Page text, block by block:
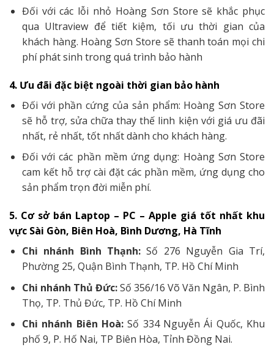
Đối với các lỗi nhỏ Hoàng Sơn Store sẽ khắc phục
qua Ultraview để tiết kiệm, tối ưu thời gian của
khách hàng. Hoàng Sơn Store sẽ thanh toán mọi chi
phí phát sinh trong quá trình bảo hành
4. Ưu đãi đặc biệt ngoài thời gian bảo hành
Đối với phần cứng của sản phẩm: Hoàng Sơn Store
sẽ hỗ trợ, sửa chữa thay thế linh kiện với giá ưu đãi
nhất, rẻ nhất, tốt nhất dành cho khách hàng.
Đối với các phần mềm ứng dụng: Hoàng Sơn Store
cam kết hỗ trợ cài đặt các phần mềm, ứng dụng cho
sản phẩm trọn đời miễn phí.
5. Cơ sở bán Laptop – PC – Apple giá tốt nhất khu
vực Sài Gòn, Biên Hoà, Bình Dương, Hà Tĩnh
Chi nhánh Bình Thạnh:Số 276 Nguyễn Gia Trí,
Phường 25, Quận Bình Thạnh, TP. Hồ Chí Minh
Chi nhánh Thủ Đức:Số 356/16 Võ Văn Ngân, P. Bình
Thọ, TP. Thủ Đức, TP. Hồ Chí Minh
Chi nhánh Biên Hoà:Số 334 Nguyễn Ái Quốc, Khu
phố 9, P. Hố Nai, TP Biên Hòa, Tỉnh Đồng Nai.